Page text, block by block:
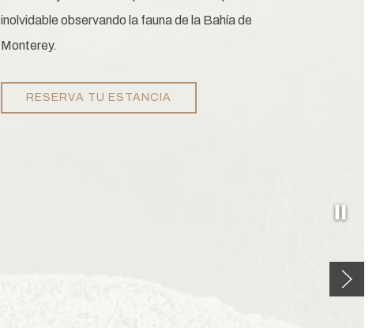
inolvidable observando la fauna de la Bahía de
Monterey.
RESERVA TU ESTANCIA
Next